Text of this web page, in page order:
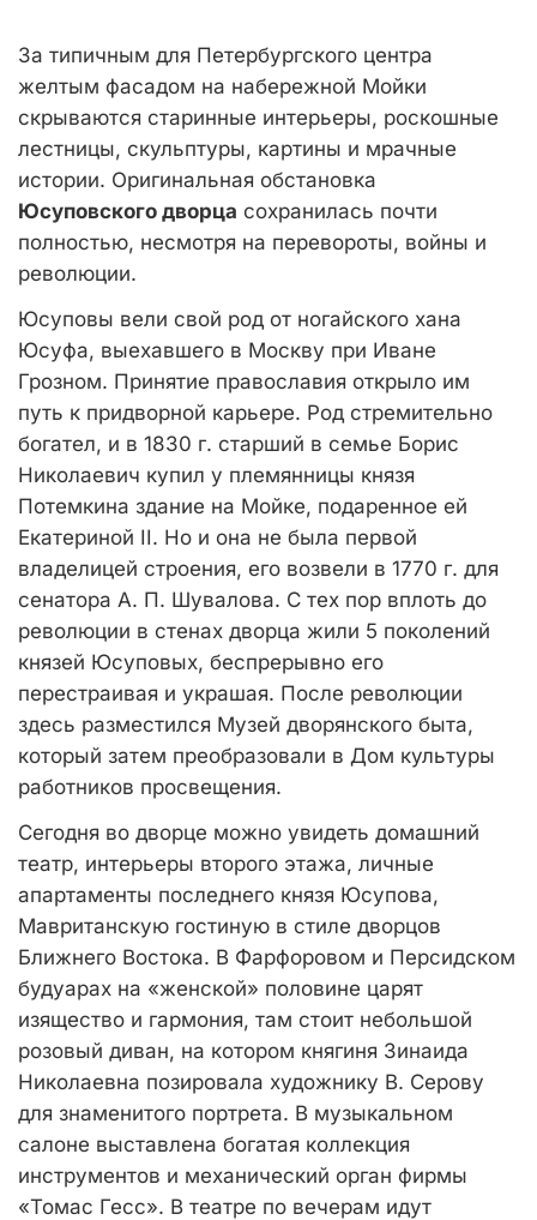
За типичным для Петербургского центра
желтым фасадом на набережной Мойки
скрываются старинные интерьеры, роскошные
лестницы, скульптуры, картины и мрачные
истории. Оригинальная обстановка
Юсуповского дворца сохранилась почти
полностью, несмотря на перевороты, войны и
революции.
Юсуповы вели свой род от ногайского хана
Юсуфа, выехавшего в Москву при Иване
Грозном. Принятие православия открыло им
путь к придворной карьере. Род стремительно
богател, и в 1830 г. старший в семье Борис
Николаевич купил у племянницы князя
Потемкина здание на Мойке, подаренное ей
Екатериной II. Но и она не была первой
владелицей строения, его возвели в 1770 г. для
сенатора А. П. Шувалова. С тех пор вплоть до
революции в стенах дворца жили 5 поколений
князей Юсуповых, беспрерывно его
перестраивая и украшая. После революции
здесь разместился Музей дворянского быта,
который затем преобразовали в Дом культуры
работников просвещения.
Сегодня во дворце можно увидеть домашний
театр, интерьеры второго этажа, личные
апартаменты последнего князя Юсупова,
Мавританскую гостиную в стиле дворцов
Ближнего Востока. В Фарфоровом и Персидском
будуарах на «женской» половине царят
изящество и гармония, там стоит небольшой
розовый диван, на котором княгиня Зинаида
Николаевна позировала художнику В. Серову
для знаменитого портрета. В музыкальном
салоне выставлена богатая коллекция
инструментов и механический орган фирмы
«Томас Гесс». В театре по вечерам идут